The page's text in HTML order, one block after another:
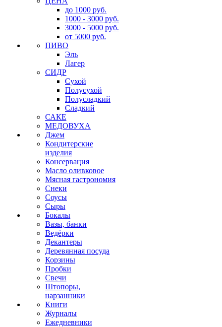
до 1000 руб.
1000 - 3000 руб.
3000 - 5000 руб.
от 5000 руб.
ПИВО
Эль
Лагер
СИДР
Сухой
Полусухой
Полусладкий
Сладкий
САКЕ
МЕДОВУХА
Джем
Кондитерские
изделия
Консервация
Масло оливковое
Мясная гастрономия
Снеки
Соусы
Сыры
Бокалы
Вазы, банки
Ведёрки
Декантеры
Деревянная посуда
Корзины
Пробки
Свечи
Штопоры,
нарзанники
Книги
Журналы
Ежедневники